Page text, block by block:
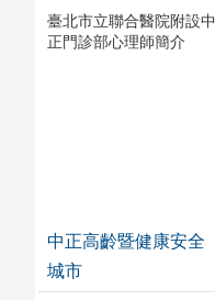
臺北市立聯合醫院附設中
正門診部心理師簡介
中正高齡暨健康安全
城市